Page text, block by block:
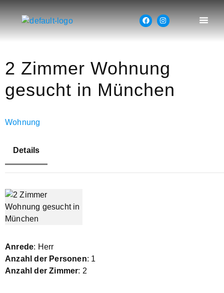
2 Zimmer Wohnung
gesucht in München
Wohnung
Details
Anrede: Herr
Anzahl der Personen: 1
Anzahl der Zimmer: 2